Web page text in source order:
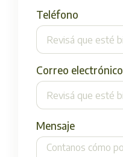
Teléfono
Correo electrónico
Mensaje